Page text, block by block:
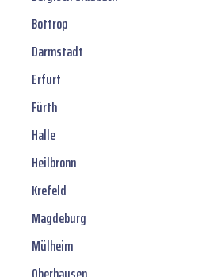
Bottrop
Darmstadt
Erfurt
Fürth
Halle
Heilbronn
Krefeld
Magdeburg
Mülheim